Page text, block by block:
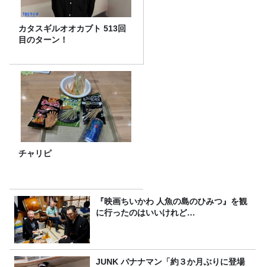
カタスギルオオカブト 513回
目のターン！
チャリピ
『映画ちいかわ 人魚の島のひみつ』を観
に行ったのはいいけれど…
JUNK バナナマン「約３か月ぶりに登場